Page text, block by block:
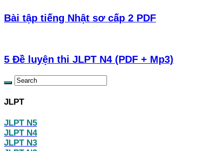
Bài tập tiếng Nhật sơ cấp 2 PDF
5 Đề luyện thi JLPT N4 (PDF + Mp3)
JLPT
JLPT N5
JLPT N4
JLPT N3